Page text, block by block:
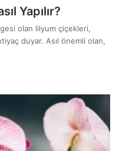
Yapılır?
olan lilyum çiçekleri,
duyar. Asıl önemli olan,